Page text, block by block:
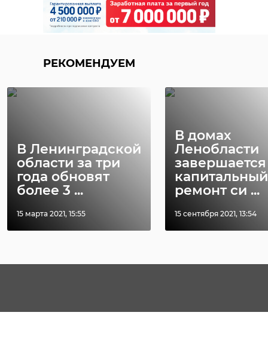
РЕКОМЕНДУЕМ
В Ленинградской
области за три
года обновят
более 3 ...
15 марта 2021, 15:55
В домах
Ленобласти
завершается
капитальный
ремонт си ...
15 сентября 2021, 13:54